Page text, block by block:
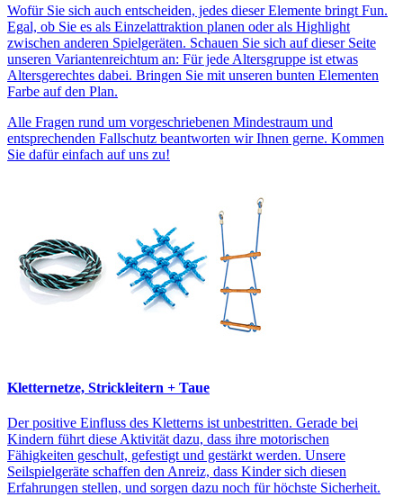
Wofür Sie sich auch entscheiden, jedes dieser Elemente bringt Fun.
Egal, ob Sie es als Einzelattraktion planen oder als Highlight
zwischen anderen Spielgeräten. Schauen Sie sich auf dieser Seite
unseren Variantenreichtum an: Für jede Altersgruppe ist etwas
Altersgerechtes dabei. Bringen Sie mit unseren bunten Elementen
Farbe auf den Plan.
Alle Fragen rund um vorgeschriebenen Mindestraum und
entsprechenden Fallschutz beantworten wir Ihnen gerne. Kommen
Sie dafür einfach auf uns zu!
Kletternetze, Strickleitern + Taue
Der positive Einfluss des Kletterns ist unbestritten. Gerade bei
Kindern führt diese Aktivität dazu, dass ihre motorischen
Fähigkeiten geschult, gefestigt und gestärkt werden. Unsere
Seilspielgeräte schaffen den Anreiz, dass Kinder sich diesen
Erfahrungen stellen, und sorgen dazu noch für höchste Sicherheit.